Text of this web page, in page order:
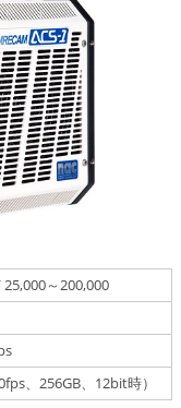
～200,000
、256GB、12bit時）